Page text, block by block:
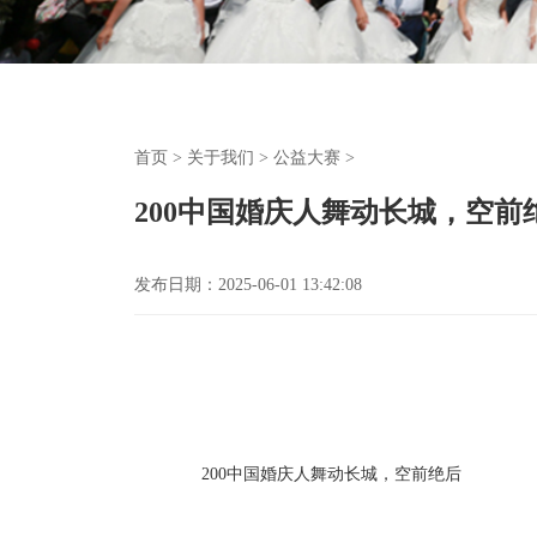
首页 > 关于我们 > 公益大赛 >
200中国婚庆人舞动长城，空前
发布日期：2025-06-01 13:42:08
200中国婚庆人舞动长城，空前绝后